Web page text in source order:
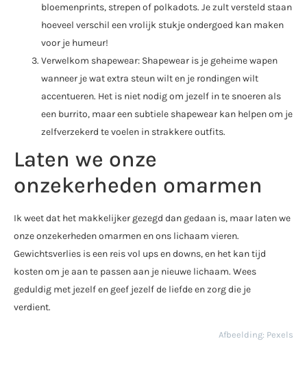
bloemenprints, strepen of polkadots. Je zult versteld staan
hoeveel verschil een vrolijk stukje ondergoed kan maken
voor je humeur!
Verwelkom shapewear: Shapewear is je geheime wapen
wanneer je wat extra steun wilt en je rondingen wilt
accentueren. Het is niet nodig om jezelf in te snoeren als
een burrito, maar een subtiele shapewear kan helpen om je
zelfverzekerd te voelen in strakkere outfits.
Laten we onze
onzekerheden omarmen
Ik weet dat het makkelijker gezegd dan gedaan is, maar laten we
onze onzekerheden omarmen en ons lichaam vieren.
Gewichtsverlies is een reis vol ups en downs, en het kan tijd
kosten om je aan te passen aan je nieuwe lichaam. Wees
geduldig met jezelf en geef jezelf de liefde en zorg die je
verdient.
Afbeelding: Pexels